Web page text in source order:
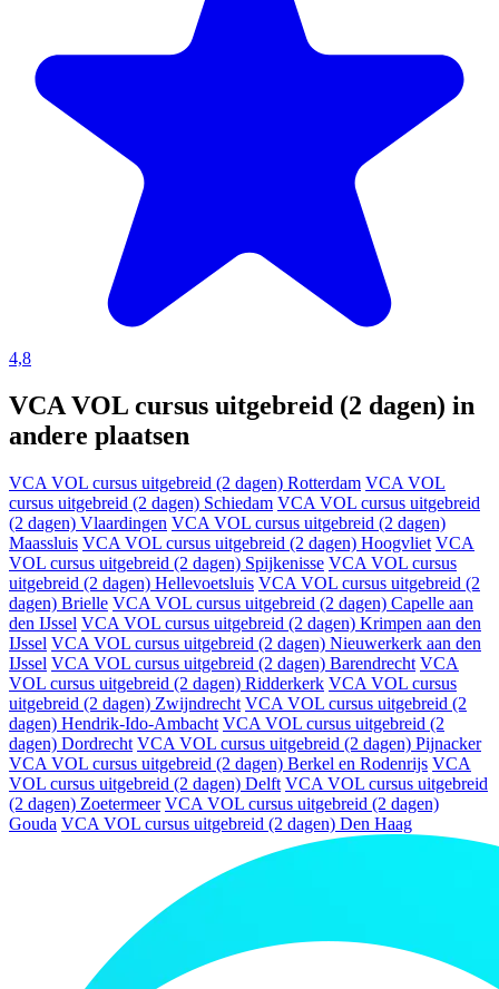
4,8
VCA VOL cursus uitgebreid (2 dagen) in
andere plaatsen
VCA VOL cursus uitgebreid (2 dagen) Rotterdam VCA VOL
cursus uitgebreid (2 dagen) Schiedam VCA VOL cursus uitgebreid
(2 dagen) Vlaardingen VCA VOL cursus uitgebreid (2 dagen)
Maassluis VCA VOL cursus uitgebreid (2 dagen) Hoogvliet VCA
VOL cursus uitgebreid (2 dagen) Spijkenisse VCA VOL cursus
uitgebreid (2 dagen) Hellevoetsluis VCA VOL cursus uitgebreid (2
dagen) Brielle VCA VOL cursus uitgebreid (2 dagen) Capelle aan
den IJssel VCA VOL cursus uitgebreid (2 dagen) Krimpen aan den
IJssel VCA VOL cursus uitgebreid (2 dagen) Nieuwerkerk aan den
IJssel VCA VOL cursus uitgebreid (2 dagen) Barendrecht VCA
VOL cursus uitgebreid (2 dagen) Ridderkerk VCA VOL cursus
uitgebreid (2 dagen) Zwijndrecht VCA VOL cursus uitgebreid (2
dagen) Hendrik-Ido-Ambacht VCA VOL cursus uitgebreid (2
dagen) Dordrecht VCA VOL cursus uitgebreid (2 dagen) Pijnacker
VCA VOL cursus uitgebreid (2 dagen) Berkel en Rodenrijs VCA
VOL cursus uitgebreid (2 dagen) Delft VCA VOL cursus uitgebreid
(2 dagen) Zoetermeer VCA VOL cursus uitgebreid (2 dagen)
Gouda VCA VOL cursus uitgebreid (2 dagen) Den Haag